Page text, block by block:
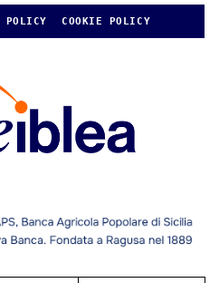
POLICY COOKIE POLICY